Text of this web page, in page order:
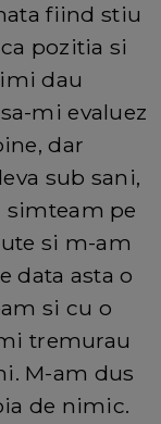
fiind stiu
pozitia si
dau
mi evaluez
dar
sub sani,
simteam pe
si m-am
data asta o
si cu o
tremurau
M-am dus
de nimic.